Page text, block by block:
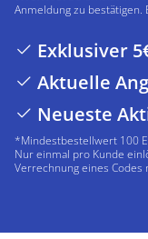
Anmeldung zu bestätigen.
Exklusiver
Aktuelle
Neueste
*Mindestbestellwert 100
Nur einmal pro Kunde
Verrechnung eines